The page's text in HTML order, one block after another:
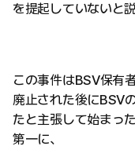
を提起していないと
この事件はBSV保有
廃止された後にBSV
たと主張して始まっ
第一に、